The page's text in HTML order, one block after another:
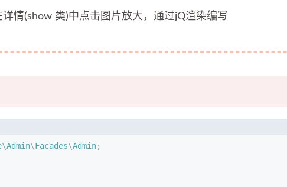
详情(show 类)中点击图片放大，通过jQ渲染编写
\Admin\Facades\Admin;